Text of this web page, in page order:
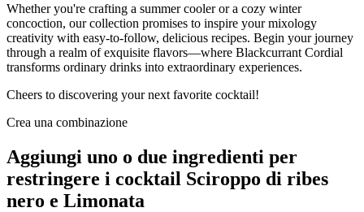
Whether you're crafting a summer cooler or a cozy winter
concoction, our collection promises to inspire your mixology
creativity with easy-to-follow, delicious recipes. Begin your journey
through a realm of exquisite flavors—where Blackcurrant Cordial
transforms ordinary drinks into extraordinary experiences.
Cheers to discovering your next favorite cocktail!
Crea una combinazione
Aggiungi uno o due ingredienti per
restringere i cocktail Sciroppo di ribes
nero e Limonata